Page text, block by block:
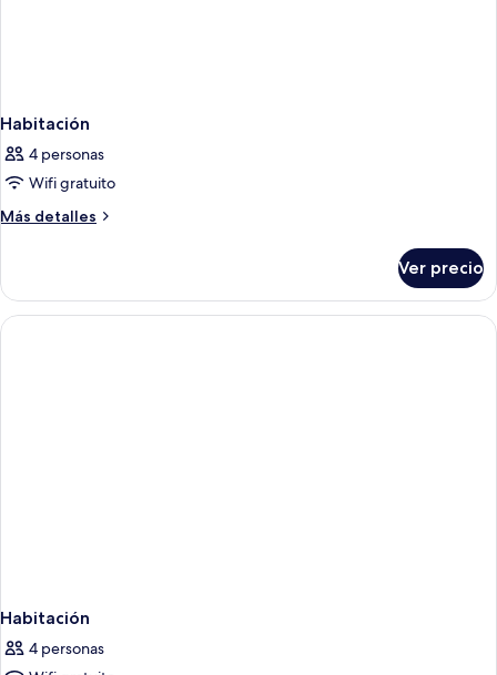
Habitación
4 personas
Wifi gratuito
Más detalles
Más
Ver precio
Habitación
4 personas